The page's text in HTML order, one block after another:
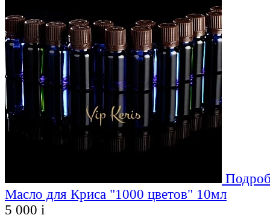
Масло для Криса "1000 цветов" 10мл
5 000 i